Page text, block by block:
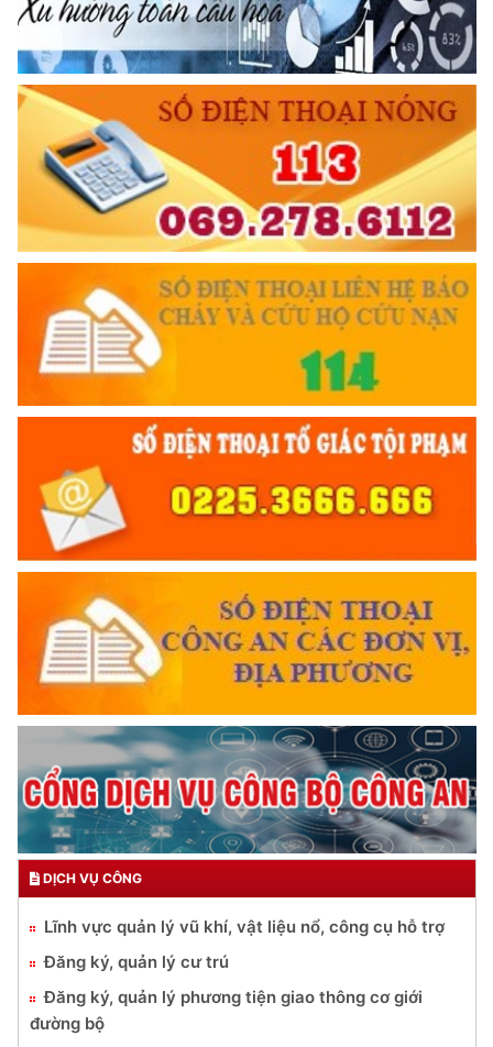
DỊCH VỤ CÔNG
Lĩnh vực quản lý vũ khí, vật liệu nổ, công cụ hỗ trợ
Đăng ký, quản lý cư trú
Đăng ký, quản lý phương tiện giao thông cơ giới
đường bộ